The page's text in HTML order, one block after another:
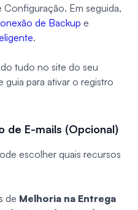
Em seguida,
de Backup e
.
tudo no site do seu
guia para ativar o registro
de E-mails (Opcional)
escolher quais recursos
de Melhoria na Entrega